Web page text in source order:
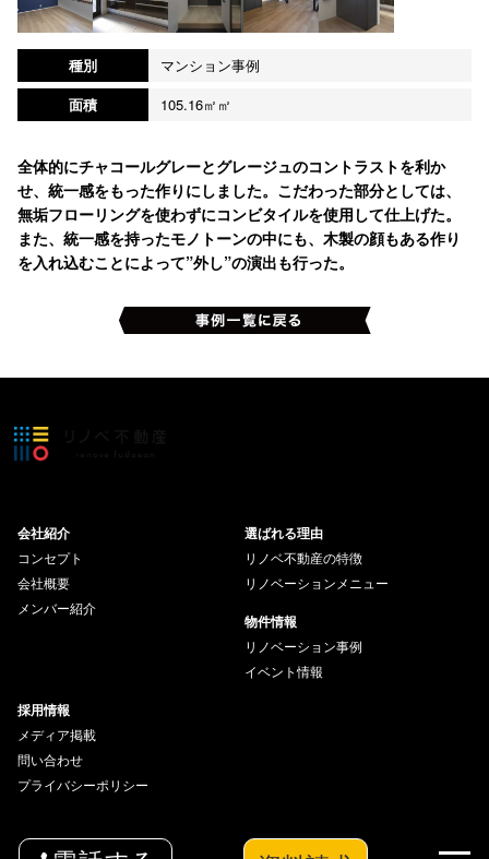
種別
マンション事例
面積
105.16㎡㎡
全体的にチャコールグレーとグレージュのコントラストを利か
せ、統一感をもった作りにしました。こだわった部分としては、
無垢フローリングを使わずにコンビタイルを使用して仕上げた。
また、統一感を持ったモノトーンの中にも、木製の顔もある作り
を入れ込むことによって”外し”の演出も行った。
会社紹介
コンセプト
会社概要
メンバー紹介
選ばれる理由
リノベ不動産の特徴
リノベーションメニュー
物件情報
リノベーション事例
イベント情報
採用情報
メディア掲載
問い合わせ
プライバシーポリシー